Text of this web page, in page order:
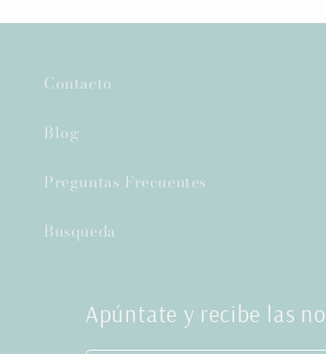
Contacto
Blog
Preguntas Frecuentes
Busqueda
Apúntate y recibe las